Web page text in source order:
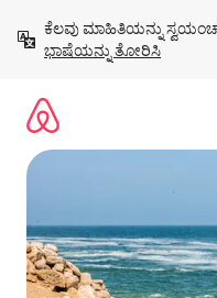
ಹೋಗಿ
ಕೆಲವು ಮಾಹಿತಿಯನ್ನು
ಭಾಷೆಯನ್ನು ತೋರಿಸಿ